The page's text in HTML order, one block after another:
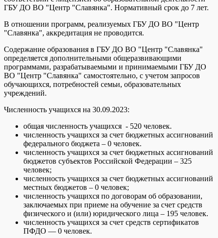
ГБУ ДО ВО "Центр "Славянка". Нормативный срок до 7 лет.
В отношении программ, реализуемых ГБУ ДО ВО "Центр
"Славянка", аккредитация не проводится.
Содержание образования в ГБУ ДО ВО "Центр "Славянка"
определяется дополнительными общеразвивающими
программами, разрабатываемыми и принимаемыми ГБУ ДО
ВО "Центр "Славянка" самостоятельно, с учетом запросов
обучающихся, потребностей семьи, образовательных
учреждений.
Численность учащихся на 30.09.2023:
общая численность учащихся - 520 человек.
численность учащихся за счет бюджетных ассигнований
федерального бюджета – 0 человек.
численность учащихся за счет бюджетных ассигнований
бюджетов субъектов Российской Федерации – 325
человек;
численность учащихся за счет бюджетных ассигнований
местных бюджетов – 0 человек;
численность учащихся по договорам об образовании,
заключаемых при приеме на обучение за счет средств
физического и (или) юридического лица – 195 человек.
численность учащихся за счет средств сертификатов
ПФДО — 0 человек.